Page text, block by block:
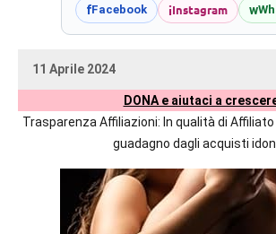
delle
autrici
fFacebook iInstagram w
11 Aprile 2024
uctil_user
Nessun
DONA e aiutaci a
Trasparenza Affiliazioni: In qualità di
guadagno dagli acquisti